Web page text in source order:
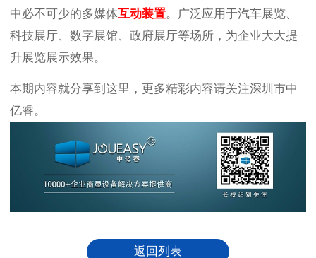
中必不可少的多媒体互动装置。广泛应用于汽车展览、
科技展厅、数字展馆、政府展厅等场所，为企业大大提
升展览展示效果。
本期内容就分享到这里，更多精彩内容请关注深圳市中
亿睿。
返回列表